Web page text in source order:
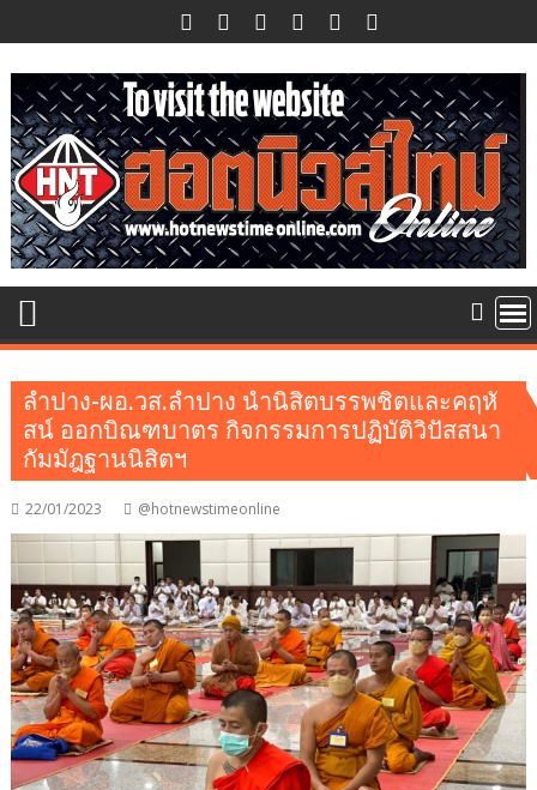
to
content
ลำปาง-ผอ.วส.ลำปาง นำนิสิตบรรพชิตและคฤหั
สน์ ออกบิณฑบาตร กิจกรรมการปฏิบัติวิปัสสนา
กัมมัฎฐานนิสิตฯ
22/01/2023 @hotnewstimeonline